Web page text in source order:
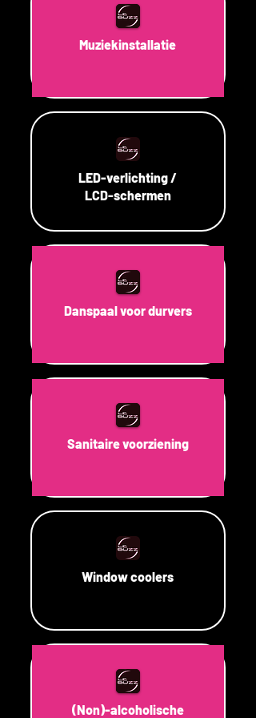
Muziekinstallatie
LED-verlichting /
LCD-schermen
Danspaal voor durvers
Sanitaire voorziening
Window coolers
(Non)-alcoholische